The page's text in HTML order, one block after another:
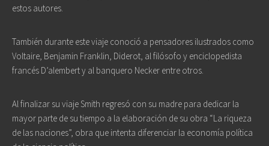
estos autores.
También durante este viaje conoció a pensadores ilustrados como
Voltaire, Benjamin Franklin, Diderot, al filósofo y enciclopedista
francés D’alembert y al banquero Necker entre otros.
Al finalizar su viaje Smith regresó con su madre para dedicar la
mayor parte de su tiempo a la elaboración de su obra “La riqueza
de las naciones”, obra que intenta diferenciar la economía política